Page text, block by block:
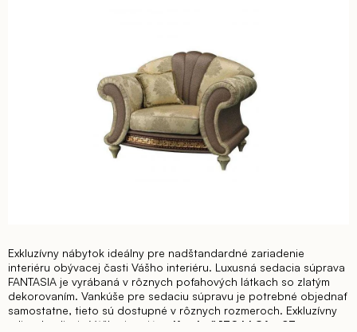
Exkluzívny nábytok ideálny pre nadštandardné zariadenie
interiéru obývacej časti Vášho interiéru. Luxusná sedacia súprava
FANTASIA je vyrábaná v rôznych poťahových látkach so zlatým
dekorovaním. Vankúše pre sedaciu súpravu je potrebné objednať
samostatne, tieto sú dostupné v rôznych rozmeroch. Exkluzívny
taliansky dizajn Vášho interiéru.
Kreslo š.130 hl.86 v.97 cm